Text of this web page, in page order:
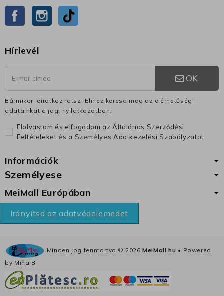
Facebook Instagram
Hírlevél
OK
Bármikor leiratkozhatsz. Ehhez keresd meg az elérhetőségi
adatainkat a jogi nyilatkozatban.
Elolvastam és elfogadom az Általános Szerződési
Feltételeket és a Személyes Adatkezelési Szabályzatot
Információk
Személyese
MeiMall Európában
Irányítsd az adatvédelemedet
Minden jog fenntartva © 2026MeiMall.hu • Powered
by MihaiB